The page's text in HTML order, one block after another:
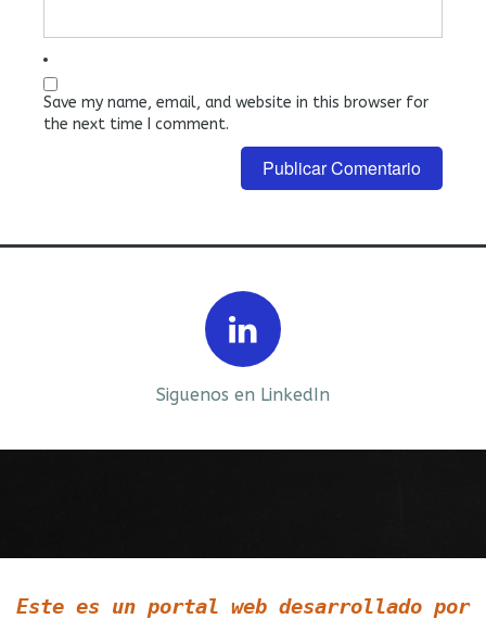
Save my name, email, and website in this browser for
the next time I comment.
Siguenos en LinkedIn
Este es un portal web desarrollado por